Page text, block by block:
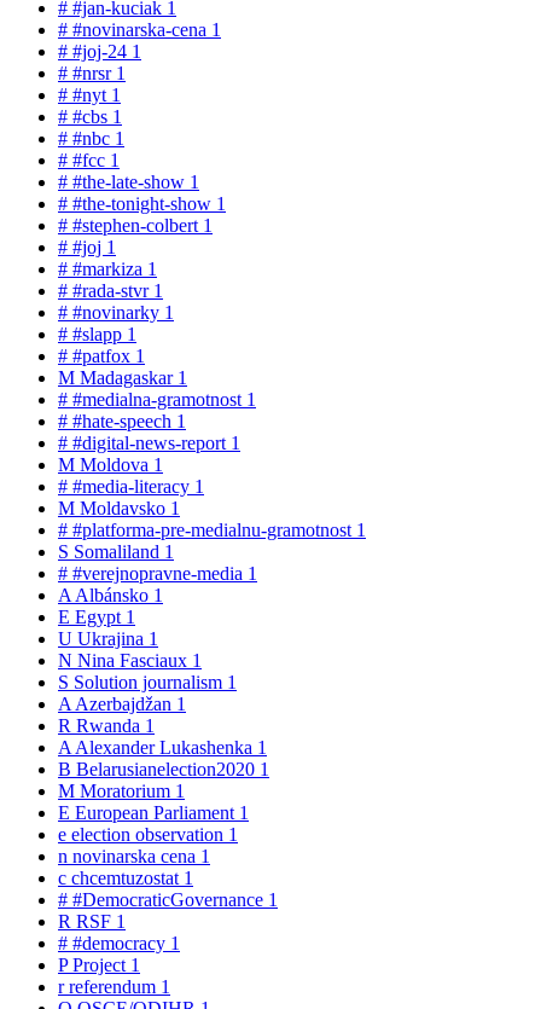
# #jan-kuciak 1
# #novinarska-cena 1
# #joj-24 1
# #nrsr 1
# #nyt 1
# #cbs 1
# #nbc 1
# #fcc 1
# #the-late-show 1
# #the-tonight-show 1
# #stephen-colbert 1
# #joj 1
# #markiza 1
# #rada-stvr 1
# #novinarky 1
# #slapp 1
# #patfox 1
M Madagaskar 1
# #medialna-gramotnost 1
# #hate-speech 1
# #digital-news-report 1
M Moldova 1
# #media-literacy 1
M Moldavsko 1
# #platforma-pre-medialnu-gramotnost 1
S Somaliland 1
# #verejnopravne-media 1
A Albánsko 1
E Egypt 1
U Ukrajina 1
N Nina Fasciaux 1
S Solution journalism 1
A Azerbajdžan 1
R Rwanda 1
A Alexander Lukashenka 1
B Belarusianelection2020 1
M Moratorium 1
E European Parliament 1
e election observation 1
n novinarska cena 1
c chcemtuzostat 1
# #DemocraticGovernance 1
R RSF 1
# #democracy 1
PProject 1
rreferendum 1